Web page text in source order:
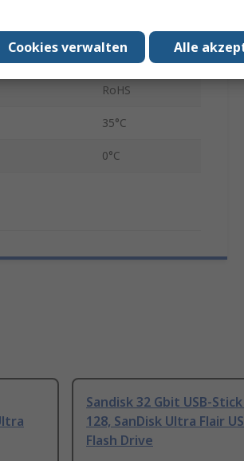
RoHS
35°C
0°C
Sandisk 32 Gbit USB-Stick
128, SanDisk Ultra Flair
Flash Drive
Alle
Cookies verwalten